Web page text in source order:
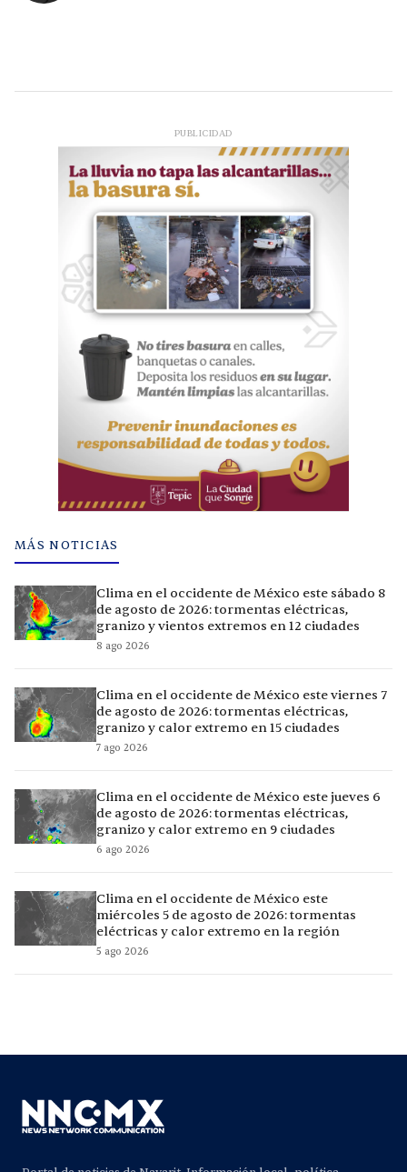
PUBLICIDAD
MÁS NOTICIAS
Clima en el occidente de México este sábado 8
de agosto de 2026: tormentas eléctricas,
granizo y vientos extremos en 12 ciudades
8 ago 2026
Clima en el occidente de México este viernes 7
de agosto de 2026: tormentas eléctricas,
granizo y calor extremo en 15 ciudades
7 ago 2026
Clima en el occidente de México este jueves 6
de agosto de 2026: tormentas eléctricas,
granizo y calor extremo en 9 ciudades
6 ago 2026
Clima en el occidente de México este
miércoles 5 de agosto de 2026: tormentas
eléctricas y calor extremo en la región
5 ago 2026